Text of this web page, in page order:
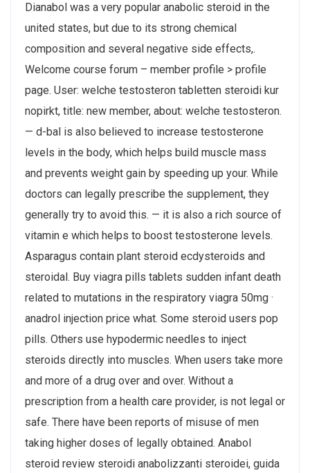
Dianabol was a very popular anabolic steroid in the
united states, but due to its strong chemical
composition and several negative side effects,.
Welcome course forum – member profile > profile
page. User: welche testosteron tabletten steroidi kur
nopirkt, title: new member, about: welche testosteron.
— d-bal is also believed to increase testosterone
levels in the body, which helps build muscle mass
and prevents weight gain by speeding up your. While
doctors can legally prescribe the supplement, they
generally try to avoid this. — it is also a rich source of
vitamin e which helps to boost testosterone levels.
Asparagus contain plant steroid ecdysteroids and
steroidal. Buy viagra pills tablets sudden infant death
related to mutations in the respiratory viagra 50mg ·
anadrol injection price what. Some steroid users pop
pills. Others use hypodermic needles to inject
steroids directly into muscles. When users take more
and more of a drug over and over. Without a
prescription from a health care provider, is not legal or
safe. There have been reports of misuse of men
taking higher doses of legally obtained. Anabol
steroid review steroidi anabolizzanti steroidei, guida